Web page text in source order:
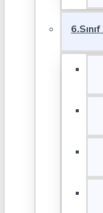
6.Sınıf